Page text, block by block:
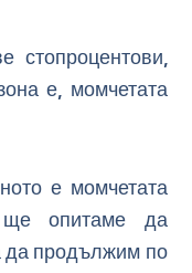
стопроцентови,
е, момчетата
е момчетата
ще опитаме да
да продължим по